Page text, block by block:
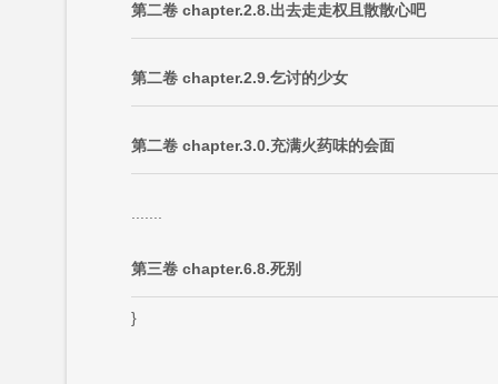
第二卷 chapter.2.8.出去走走权且散散心吧
第二卷 chapter.2.9.乞讨的少女
第二卷 chapter.3.0.充满火药味的会面
第三卷 chapter.6.8.死别
}